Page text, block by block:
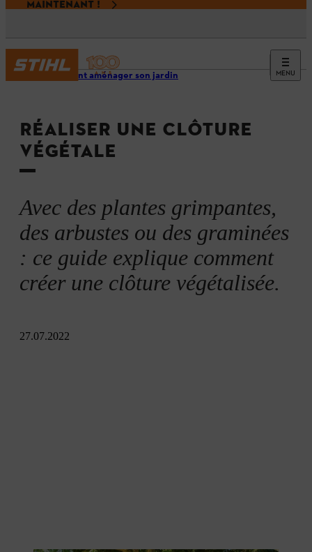
MAINTENANT !
MENU
Comment aménager son jardin
RÉALISER UNE CLÔTURE
VÉGÉTALE
Avec des plantes grimpantes,
des arbustes ou des graminées
: ce guide explique comment
créer une clôture végétalisée.
27.07.2022